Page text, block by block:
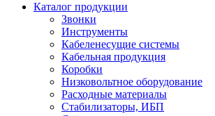
Каталог продукции
Звонки
Инструменты
Кабеленесущие системы
Кабельная продукция
Коробки
Низковольтное оборудование
Расходные материалы
Стабилизаторы, ИБП